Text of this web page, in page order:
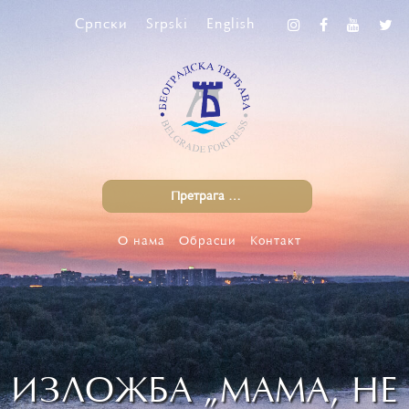
Српски Srpski English
О нама Обрасци Контакт
ИЗЛОЖБА „МАМА, НЕ